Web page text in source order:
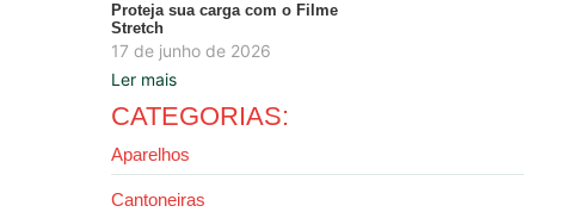
Proteja sua carga com o Filme
Stretch
17 de junho de 2026
Ler mais
CATEGORIAS:
Aparelhos
Cantoneiras